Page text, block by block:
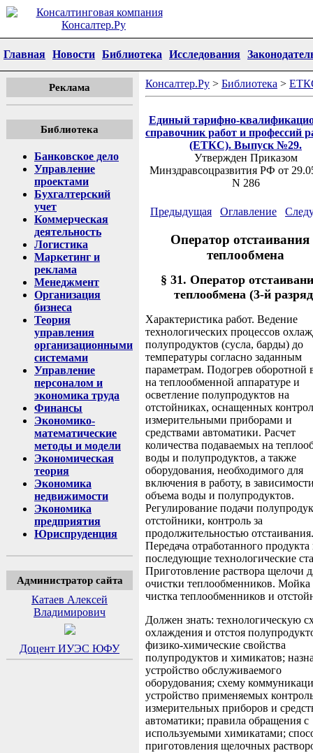
Главная Новости Библиотека Исследования
Реклама
Библиотека
Банковское дело
Управление
проектами
Бухгалтерский
учет
Коммерческая
деятельность
Логистика
Маркетинг и
реклама
Менеджмент
Организация
бизнеса
Теория
управления
организационными
системами
Управление
персоналом и
экономика труда
Финансы
Экономико-
математические
методы и модели
Экономическая
теория
Экономика
недвижимости
Экономика
предприятия
Юриспруденция
Администратор сайта
Катаев Алексей
Владимирович
Доцент ИУЭС ЮФУ
Консалтер.Ру > Библиотека >
Единый тарифно-
справочник работ и профессий
(ЕТКС). Выпуск №29.
Утвержден Приказом
Минздравсоцразвития РФ от
N 286
Предыдущая Оглавление
Оператор отстаивания
теплообмена
§ 31. Оператор
теплообмена (3-й
Характеристика работ. Ведение
технологических процессов
полупродуктов (сусла, барды) до
температуры согласно заданным
параметрам. Подогрев оборотной
на теплообменной аппаратуре и
осветление полупродуктов на
отстойниках, оснащенных
измерительными приборами и
средствами автоматики. Расчет
количества подаваемых на
воды и полупродуктов, а также
оборудования, необходимого для
включения в работу, в
объема воды и полупродуктов.
Регулирование подачи
отстойники, контроль за
продолжительностью отстаивания.
Передача отработанного продукта
последующие технологические
Приготовление раствора щелочи
очистки теплообменников. Мойка
чистка теплообменников и
Должен знать: технологическую
охлаждения и отстоя
физико-химические свойства
полупродуктов и химикатов;
устройство обслуживаемого
оборудования; схему
устройство применяемых
измерительных приборов и
автоматики; правила обращения с
используемыми химикатами;
приготовления щелочных